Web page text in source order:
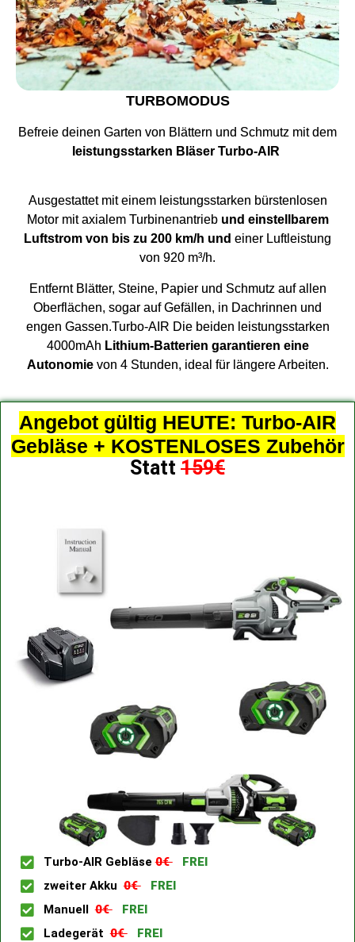
TURBOMODUS
Befreie deinen Garten von Blättern und Schmutz mit dem
leistungsstarken Bläser Turbo-AIR
Ausgestattet mit einem leistungsstarken bürstenlosen
Motor mit axialem Turbinenantrieb und einstellbarem
Luftstrom von bis zu 200 km/h und einer Luftleistung
von 920 m³/h.
Entfernt Blätter, Steine, Papier und Schmutz auf allen
Oberflächen, sogar auf Gefällen, in Dachrinnen und
engen Gassen.Turbo-AIR Die beiden leistungsstarken
4000mAh Lithium-Batterien garantieren eine
Autonomievon 4 Stunden, ideal für längere Arbeiten.
Angebot gültig HEUTE: Turbo-AIR
Gebläse + KOSTENLOSES Zubehör
Statt 159€
Turbo-AIR Gebläse0€
FREI
zweiter Akku0€
FREI
Manuell0€
FREI
Ladegerät0€
FREI